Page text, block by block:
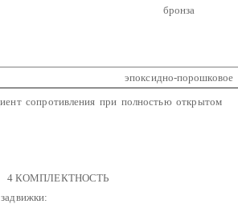
бронза
эпоксидно-порошковое
сопротивления при полностью открытом
4 КОМПЛЕКТНОСТЬ